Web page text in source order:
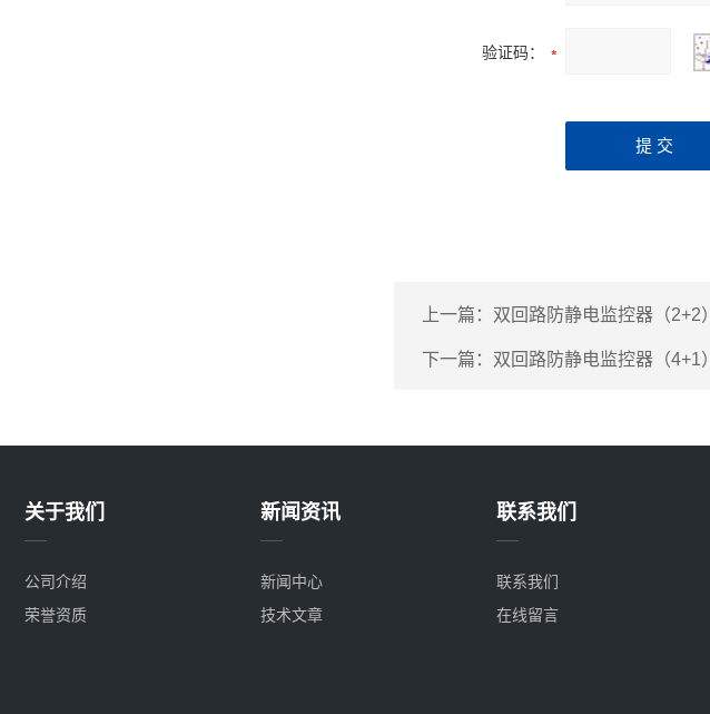
验证码：
上一篇： 双回路防静电监控器（2+2）
下一篇： 双回路防静电监控器（4+1）
关于我们
公司介绍
荣誉资质
新闻资讯
新闻中心
技术文章
联系我们
联系我们
在线留言